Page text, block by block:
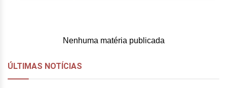
Nenhuma matéria publicada